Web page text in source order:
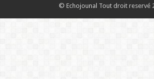
© Echojounal Tout droit reservé